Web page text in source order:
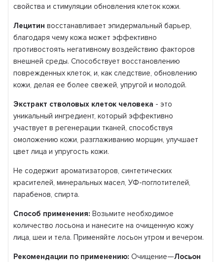
свойства и стимуляции обновления клеток кожи.
Лецитин восстанавливает эпидермальный барьер,
благодаря чему кожа может эффективно
противостоять негативному воздействию факторов
внешней среды. Способствует восстановлению
поврежденных клеток, и, как следствие, обновлению
кожи, делая ее более свежей, упругой и молодой.
Экстракт стволовых клеток человека - это
уникальный ингредиент, который эффективно
участвует в регенерации тканей, способствуя
омоложению кожи, разглаживанию морщин, улучшает
цвет лица и упругость кожи.
Не содержит ароматизаторов, синтетических
красителей, минеральных масел, УФ-поглотителей,
парабенов, спирта.
Способ применения: Возьмите необходимое
количество лосьона и нанесите на очищенную кожу
лица, шеи и тела. Применяйте лосьон утром и вечером.
Рекомендации по применению: Очищение—Лосьон